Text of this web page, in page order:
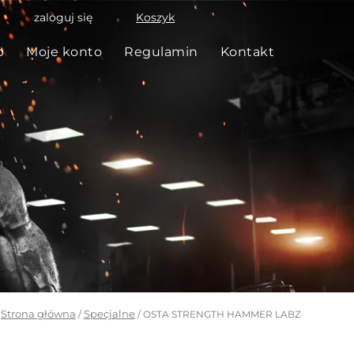
Koszyk
zaloguj się
Moje konto Regulamin Kontakt
Strona główna /Specjalne/ OSTA STRENGTH HAMMER LABZ